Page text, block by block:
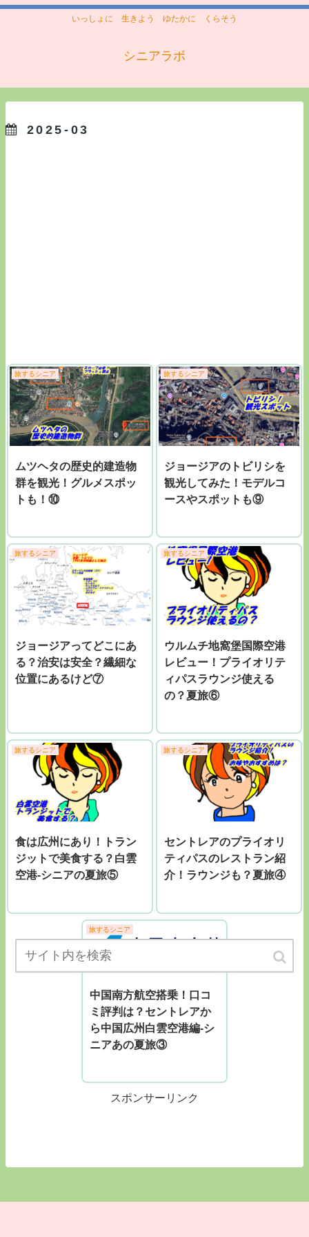
いっしょに 生きよう ゆたかに くらそう
シニアラボ
2025-03
旅するシニア
ムツヘタの歴史的建造物
群を観光！グルメスポッ
トも！⑩
旅するシニア
ジョージアのトビリシを
観光してみた！モデルコ
ースやスポットも⑨
旅するシニア
ジョージアってどこにあ
る？治安は安全？繊細な
位置にあるけど⑦
旅するシニア
ウルムチ地窩堡国際空港
レビュー！プライオリテ
ィパスラウンジ使える
の？夏旅⑥
旅するシニア
食は広州にあり！トラン
ジットで美食する？白雲
空港-シニアの夏旅⑤
旅するシニア
セントレアのプライオリ
ティパスのレストラン紹
介！ラウンジも？夏旅④
旅するシニア
中国南方航空搭乗！口コ
ミ評判は？セントレアか
ら中国広州白雲空港編-シ
ニアあの夏旅③
スポンサーリンク